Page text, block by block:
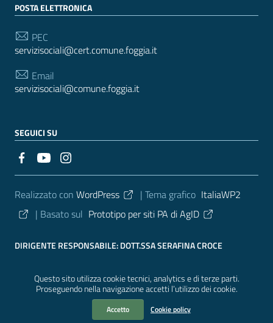
Questo sito utilizza cookie tecnici, analytics e di terze parti.
Proseguendo nella navigazione accetti l’utilizzo dei cookie.
Accetto Cookie policy
POSTA ELETTRONICA
PEC
servizisociali@cert.comune.foggia.it
Email
servizisociali@comune.foggia.it
SEGUICI SU
Sezione Link Utili
Realizzato con WordPress | Tema grafico ItaliaWP2
| Basato sul Prototipo per siti PA di AgID
DIRIGENTE RESPONSABILE: DOTT.SSA SERAFINA CROCE